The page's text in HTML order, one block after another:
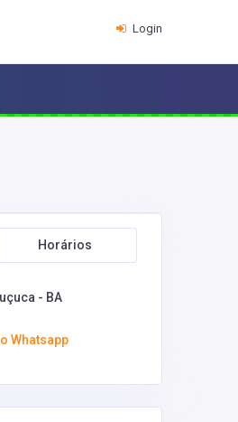
Login
Horários
- BA
Whatsapp